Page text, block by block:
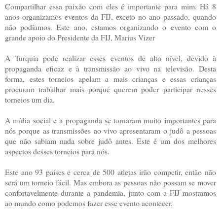
Compartilhar essa paixão com eles é importante para mim. Há 8
anos organizamos eventos da FIJ, exceto no ano passado, quando
não podíamos. Este ano, estamos organizando o evento com o
grande apoio do Presidente da FIJ, Marius Vizer
A Turquia pode realizar esses eventos de alto nível, devido à
propaganda eficaz e à transmissão ao vivo na televisão. Desta
forma, estes torneios apelam a mais crianças e essas crianças
procuram trabalhar mais porque querem poder participar nesses
torneios um dia.
A mídia social e a propaganda se tornaram muito importantes para
nós porque as transmissões ao vivo apresentaram o judô a pessoas
que não sabiam nada sobre judô antes. Este é um dos melhores
aspectos desses torneios para nós.
Este ano 93 países e cerca de 500 atletas irão competir, então não
será um torneio fácil. Mas embora as pessoas não possam se mover
confortavelmente durante a pandemia, junto com a FIJ mostramos
ao mundo como podemos fazer esse evento acontecer.